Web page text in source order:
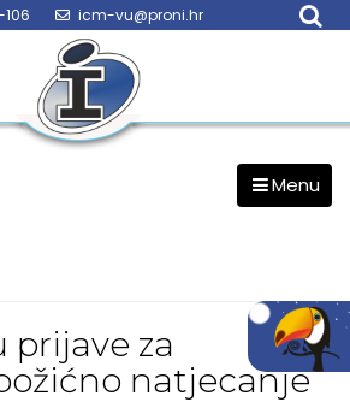
icm-vu@proni.hr
Menu
prijave za
natjecanje